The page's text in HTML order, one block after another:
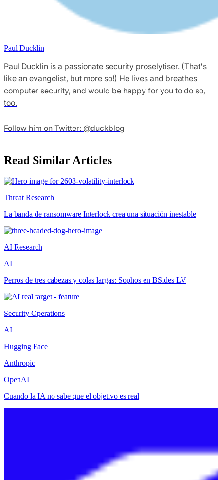
Paul Ducklin
Paul Ducklin is a passionate security proselytiser. (That's
like an evangelist, but more so!) He lives and breathes
computer security, and would be happy for you to do so,
too.
Follow him on Twitter: @duckblog
Read Similar Articles
Threat Research
La banda de ransomware Interlock crea una situación inestable
AI Research
AI
Perros de tres cabezas y colas largas: Sophos en BSides LV
Security Operations
AI
Hugging Face
Anthropic
OpenAI
Cuando la IA no sabe que el objetivo es real